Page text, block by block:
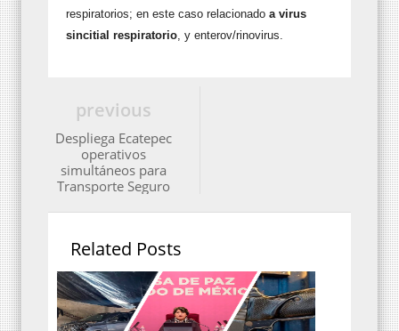
respiratorios; en este caso relacionado a virus
sincitial respiratorio , y enterov/rinovirus.
previous
Despliega Ecatepec
operativos
simultáneos para
Transporte Seguro
Related Posts